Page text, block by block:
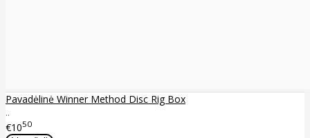
Pavadėlinė Winner Method Disc Rig Box
..
€1050